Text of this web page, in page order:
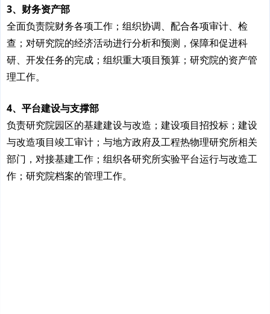
3、财务资产部
全面负责院财务各项工作；组织协调、配合各项审计、检
查；对研究院的经济活动进行分析和预测，保障和促进科
研、开发任务的完成；组织重大项目预算；研究院的资产管
理工作。
4、平台建设与支撑部
负责研究院园区的基建建设与改造；建设项目招投标；建设
与改造项目竣工审计；与地方政府及工程热物理研究所相关
部门，对接基建工作；组织各研究所实验平台运行与改造工
作；研究院档案的管理工作。